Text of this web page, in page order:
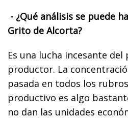
- ¿Qué análisis se puede
Grito de Alcorta?
Es una lucha incesante
productor. La
pasada en todos los
productivo es algo
no dan las unidades